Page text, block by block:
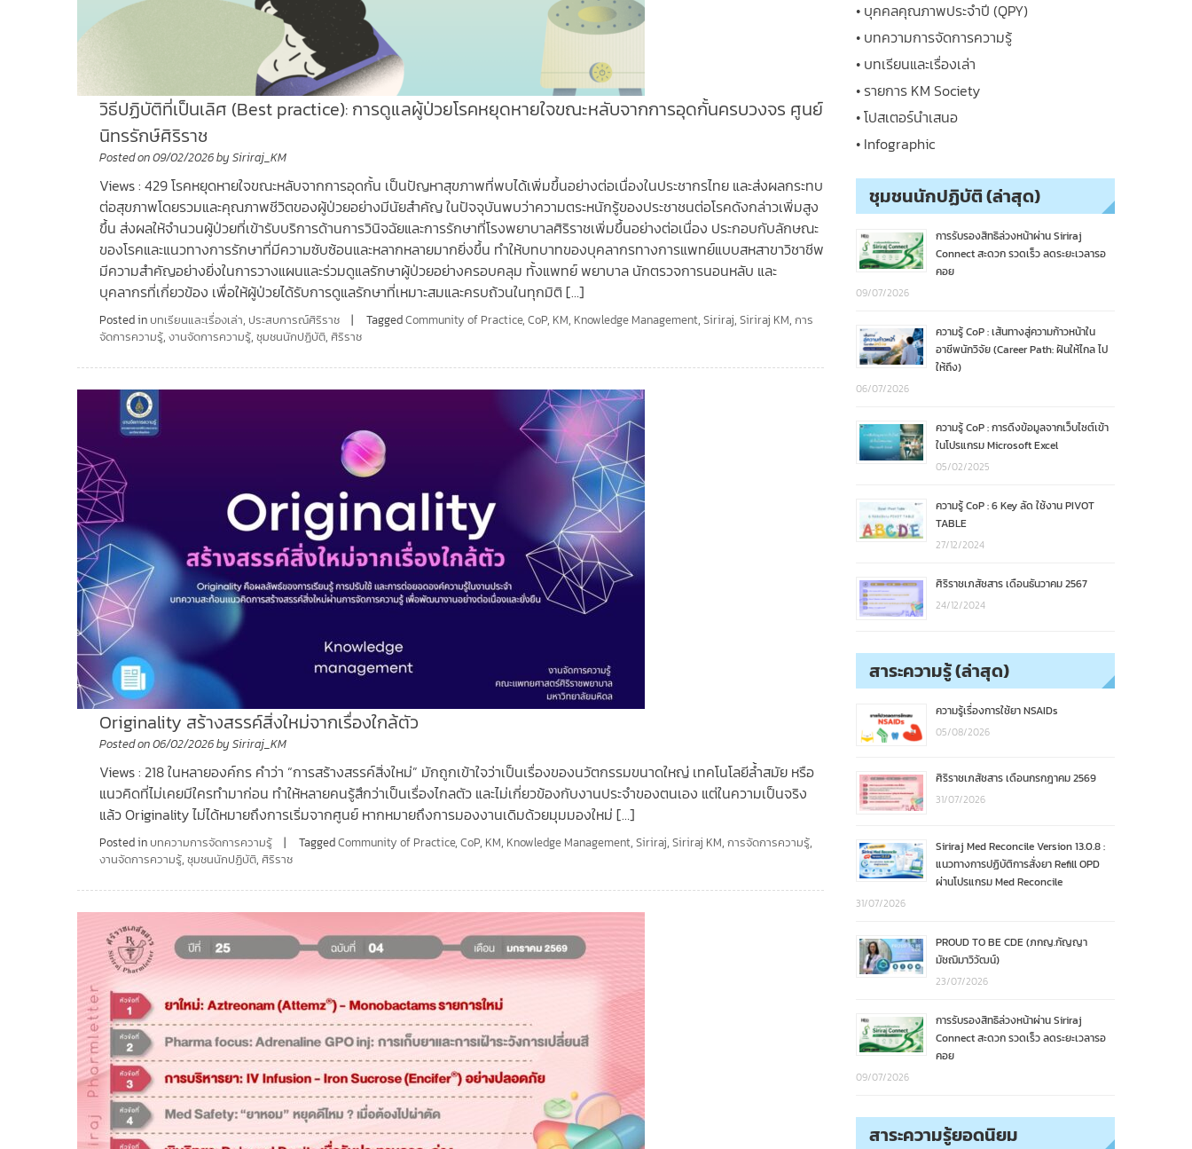
วิธีปฏิบัติที่เป็นเลิศ (Best practice): การดูแลผู้ป่วยโรคหยุดหายใจขณะหลับจากการอุดกั้นครบวงจร ศูนย์
นิทรรักษ์ศิริราช
Posted on09/02/2026bySiriraj_KM
Views : 429 โรคหยุดหายใจขณะหลับจากการอุดกั้น เป็นปัญหาสุขภาพที่พบได้เพิ่มขึ้นอย่างต่อเนื่องในประชากรไทย และส่งผลกระทบ
ต่อสุขภาพโดยรวมและคุณภาพชีวิตของผู้ป่วยอย่างมีนัยสำคัญ ในปัจจุบันพบว่าความตระหนักรู้ของประชาชนต่อโรคดังกล่าวเพิ่มสูง
ขึ้น ส่งผลให้จำนวนผู้ป่วยที่เข้ารับบริการด้านการวินิจฉัยและการรักษาที่โรงพยาบาลศิริราชเพิ่มขึ้นอย่างต่อเนื่อง ประกอบกับลักษณะ
ของโรคและแนวทางการรักษาที่มีความซับซ้อนและหลากหลายมากยิ่งขึ้น ทำให้บทบาทของบุคลากรทางการแพทย์แบบสหสาขาวิชาชีพ
มีความสำคัญอย่างยิ่งในการวางแผนและร่วมดูแลรักษาผู้ป่วยอย่างครอบคลุม ทั้งแพทย์ พยาบาล นักตรวจการนอนหลับ และ
บุคลากรที่เกี่ยวข้อง เพื่อให้ผู้ป่วยได้รับการดูแลรักษาที่เหมาะสมและครบถ้วนในทุกมิติ […]
Posted in บทเรียนและเรื่องเล่า, ประสบการณ์ศิริราช TaggedCommunity of Practice,CoP, KM, Knowledge Management,Siriraj,Siriraj KM,การ
จัดการความรู้,งานจัดการความรู้,ชุมชนนักปฏิบัติ, ศิริราช
Originality สร้างสรรค์สิ่งใหม่จากเรื่องใกล้ตัว
Posted on06/02/2026bySiriraj_KM
Views : 218 ในหลายองค์กร คำว่า “การสร้างสรรค์สิ่งใหม่” มักถูกเข้าใจว่าเป็นเรื่องของนวัตกรรมขนาดใหญ่ เทคโนโลยีล้ำสมัย หรือ
แนวคิดที่ไม่เคยมีใครทำมาก่อน ทำให้หลายคนรู้สึกว่าเป็นเรื่องไกลตัว และไม่เกี่ยวข้องกับงานประจำของตนเอง แต่ในความเป็นจริง
แล้ว Originality ไม่ได้หมายถึงการเริ่มจากศูนย์ หากหมายถึงการมองงานเดิมด้วยมุมมองใหม่ […]
Posted in บทความการจัดการความรู้ TaggedCommunity of Practice,CoP, KM, Knowledge Management,Siriraj,Siriraj KM,การจัดการความรู้,
งานจัดการความรู้,ชุมชนนักปฏิบัติ, ศิริราช
• บุคคลคุณภาพประจำปี (QPY)
• บทความการจัดการความรู้
• บทเรียนและเรื่องเล่า
• รายการ KM Society
• โปสเตอร์นำเสนอ
• Infographic
ชุมชนนักปฏิบัติ (ล่าสุด)
การรับรองสิทธิล่วงหน้าผ่าน Siriraj
Connect สะดวก รวดเร็ว ลดระยะเวลารอ
คอย
09/07/2026
ความรู้ CoP : เส้นทางสู่ความก้าวหน้าใน
อาชีพนักวิจัย (Career Path: ฝันให้ไกล ไป
ให้ถึง)
06/07/2026
ความรู้ CoP : การดึงข้อมูลจากเว็บไซต์เข้า
ในโปรแกรม Microsoft Excel
05/02/2025
ความรู้ CoP : 6 Key ลัด ใช้งาน PIVOT
TABLE
27/12/2024
ศิริราชเภสัชสาร เดือนธันวาคม 2567
24/12/2024
สาระความรู้ (ล่าสุด)
ความรู้เรื่องการใช้ยา NSAIDs
05/08/2026
ศิริราชเภสัชสาร เดือนกรกฎาคม 2569
31/07/2026
Siriraj Med Reconcile Version 13.0.8 :
แนวทางการปฏิบัติการสั่งยา Refill OPD
ผ่านโปรแกรม Med Reconcile
31/07/2026
PROUD TO BE CDE (ภกญ.กัญญา
มัชฌิมาวิวัฒน์)
23/07/2026
การรับรองสิทธิล่วงหน้าผ่าน Siriraj
Connect สะดวก รวดเร็ว ลดระยะเวลารอ
คอย
09/07/2026
สาระความรู้ยอดนิยม